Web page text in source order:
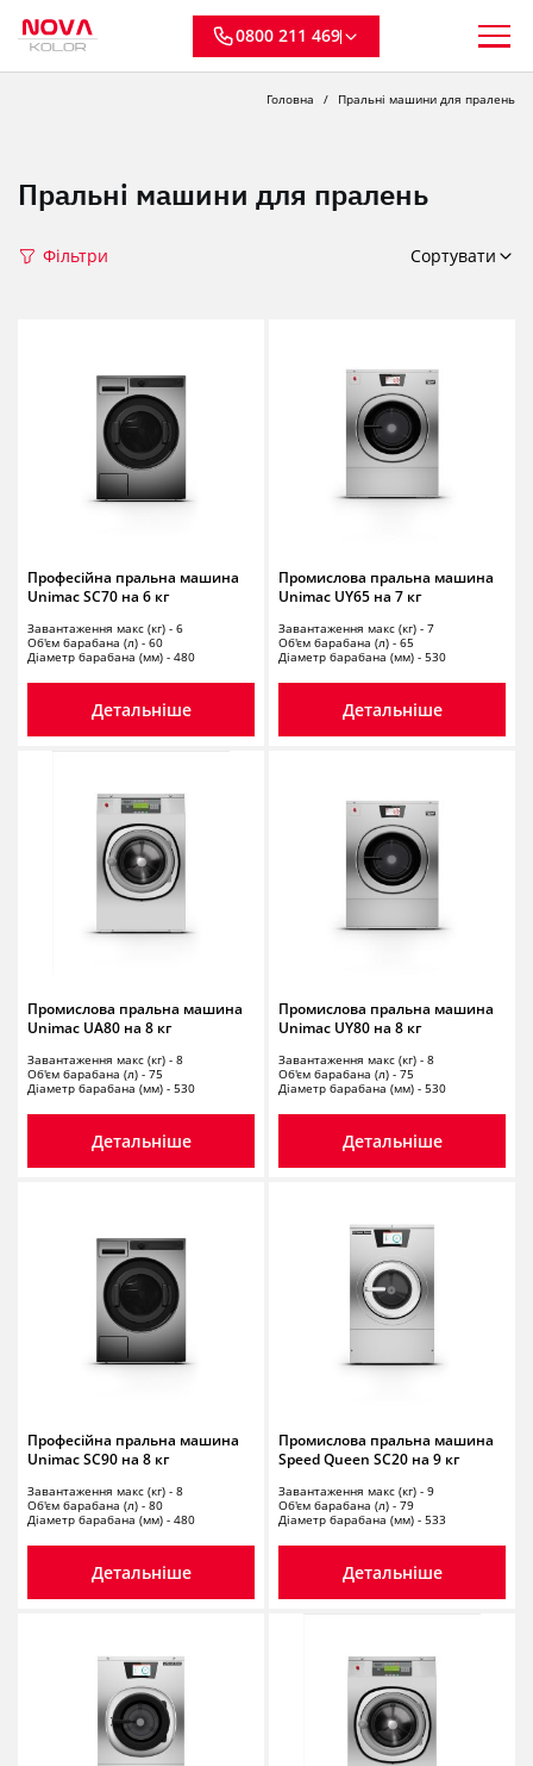
0800 211 469
Головна Пральні машини для пралень
Пральні машини для пралень
Фільтри Сортувати
Професійна пральна машина
Unimac SC70 на 6 кг
Завантаження макс (кг) - 6
Об'єм барабана (л) - 60
Діаметр барабана (мм) - 480
Детальніше
Промислова пральна машина
Unimac UY65 на 7 кг
Завантаження макс (кг) - 7
Об'єм барабана (л) - 65
Діаметр барабана (мм) - 530
Детальніше
Промислова пральна машина
Unimac UA80 на 8 кг
Завантаження макс (кг) - 8
Об'єм барабана (л) - 75
Діаметр барабана (мм) - 530
Детальніше
Промислова пральна машина
Unimac UY80 на 8 кг
Завантаження макс (кг) - 8
Об'єм барабана (л) - 75
Діаметр барабана (мм) - 530
Детальніше
Професійна пральна машина
Unimac SC90 на 8 кг
Завантаження макс (кг) - 8
Об'єм барабана (л) - 80
Діаметр барабана (мм) - 480
Детальніше
Промислова пральна машина
Speed Queen SC20 на 9 кг
Завантаження макс (кг) - 9
Об'єм барабана (л) - 79
Діаметр барабана (мм) - 533
Детальніше